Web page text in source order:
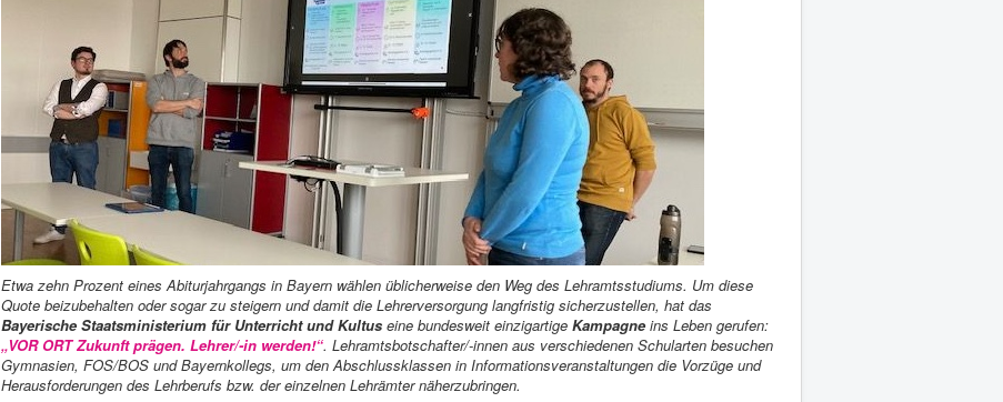
Etwa zehn Prozent eines Abiturjahrgangs in Bayern wählen üblicherweise den Weg des Lehramtsstudiums. Um diese
Quote beizubehalten oder sogar zu steigern und damit die Lehrerversorgung langfristig sicherzustellen, hat das
Bayerische Staatsministerium für Unterricht und Kultus eine bundesweit einzigartige Kampagne ins Leben gerufen:
„VOR ORT Zukunft prägen. Lehrer/-in werden!“. Lehramtsbotschafter/-innen aus verschiedenen Schularten besuchen
Gymnasien, FOS/BOS und Bayernkollegs, um den Abschlussklassen in Informationsveranstaltungen die Vorzüge und
Herausforderungen des Lehrberufs bzw. der einzelnen Lehrämter näherzubringen.